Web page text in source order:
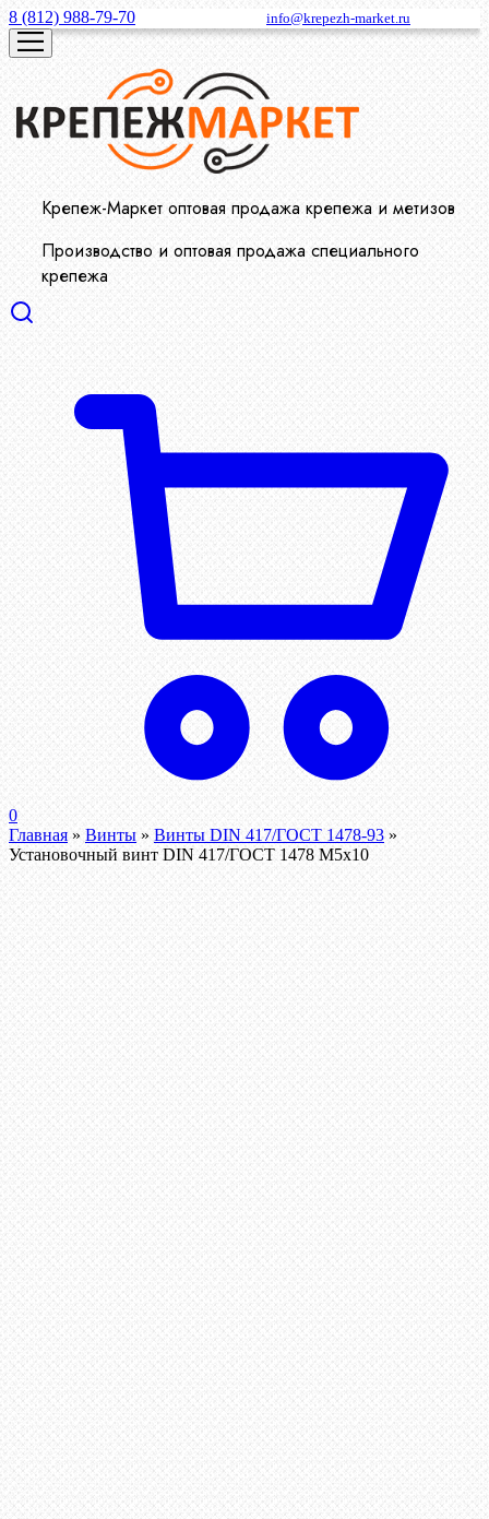
8 (812) 988-79-70 info@krepezh-market.ru
Крепеж-Маркет оптовая продажа крепежа и метизов
Производство и оптовая продажа специального
крепежа
0
Главная » Винты » Винты DIN 417/ГОСТ 1478-93 »
Установочный винт DIN 417/ГОСТ 1478 М5х10